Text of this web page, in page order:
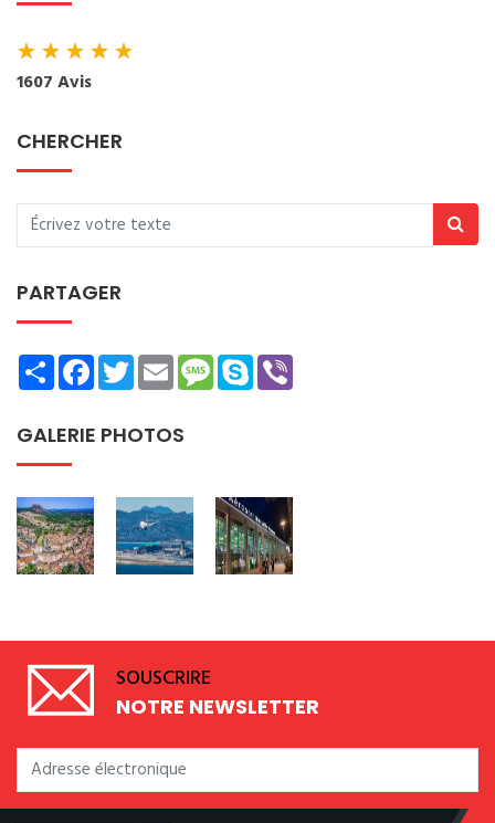
★★★★★
1607 Avis
CHERCHER
PARTAGER
ShareFacebookTwitterEmailMessage
Skype
GALERIE PHOTOS
SOUSCRIRE
NOTRE NEWSLETTER